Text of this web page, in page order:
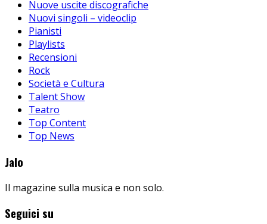
Nuove uscite discografiche
Nuovi singoli – videoclip
Pianisti
Playlists
Recensioni
Rock
Società e Cultura
Talent Show
Teatro
Top Content
Top News
Jalo
Il magazine sulla musica e non solo.
Seguici su